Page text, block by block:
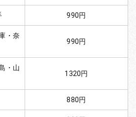
990円
・奈
990円
・山
1320円
880円